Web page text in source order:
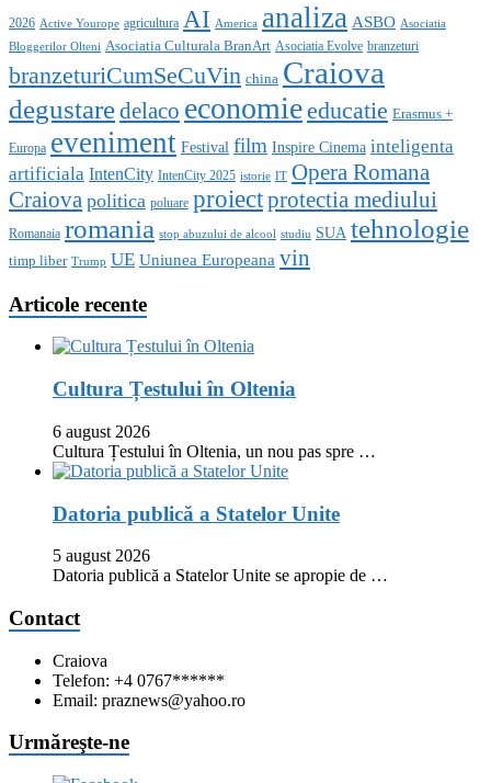
2026 Active Yourope agricultura AI America analiza ASBO Asociatia
Bloggerilor Olteni Asociatia Culturala BranArt Asociatia Evolve branzeturi
branzeturiCumSeCuVin china Craiova
degustaredelaco economieeducatie Erasmus +
Europa eveniment Festival film Inspire Cinema inteligenta
artificiala IntenCity IntenCity 2025 istorie IT Opera Romana
Craiova politica poluare proiectprotectia mediului
Romanaia romania stop abuzului de alcool studiu SUA tehnologie
timp liber Trump UE Uniunea Europeana vin
Articole recente
Cultura Țestului în Oltenia
6 august 2026
Cultura Țestului în Oltenia, un nou pas spre …
Datoria publică a Statelor Unite
5 august 2026
Datoria publică a Statelor Unite se apropie de …
Contact
Craiova
Telefon: +4 0767******
Email: praznews@yahoo.ro
Urmăreşte-ne